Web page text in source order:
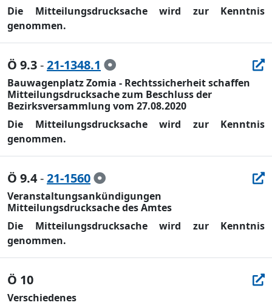
Die Mitteilungsdrucksache wird zur Kenntnis
genommen.
Ö 9.3-21-1348.1
Bauwagenplatz Zomia - Rechtssicherheit schaffen
Mitteilungsdrucksache zum Beschluss der
Bezirksversammlung vom 27.08.2020
Die Mitteilungsdrucksache wird zur Kenntnis
genommen.
Ö 9.4-21-1560
Veranstaltungsankündigungen
Mitteilungsdrucksache des Amtes
Die Mitteilungsdrucksache wird zur Kenntnis
genommen.
Ö 10
Verschiedenes